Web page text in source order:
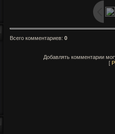
Всего комментариев: 0
Добавлять комментарии
[